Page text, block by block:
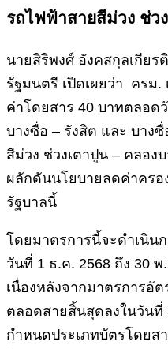
รถไฟฟ้าสายสีม่วง ช่ว
นายสิริพงศ์ อังคสกุลเกีย
รัฐมนตรี เปิดเผยว่า ครม.
ค่าโดยสาร 40 บาทตลอด
บางซื่อ – รังสิต และ บาง
สีม่วง ช่วงเตาปูน – คลอง
ผลักดันนโยบายลดค่าคร
รัฐบาลนี้
โดยมาตรการนี้จะดำเนิน
วันที่ 1 ธ.ค. 2568 ถึง 30
เนื่องหลังจากมาตรการอั
ตลอดสายสิ้นสุดลงในวันที่
กำหนดประเภทบัตรโดยส